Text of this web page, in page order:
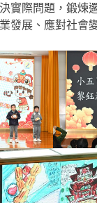
實際問題，鍛煉
發展、應對社會